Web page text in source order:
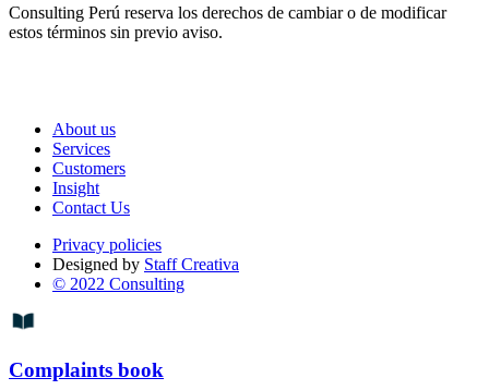
Consulting Perú reserva los derechos de cambiar o de modificar
estos términos sin previo aviso.
About us
Services
Customers
Insight
Contact Us
Privacy policies
Designed by Staff Creativa
© 2022 Consulting
Complaints book